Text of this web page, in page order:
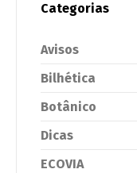
Categorias
Avisos
Bilhética
Botânico
Dicas
ECOVIA